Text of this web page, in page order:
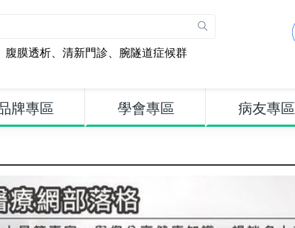
腹膜透析、 清新門診、 腕隧道症候群
牌專區 學會專區 病友專區